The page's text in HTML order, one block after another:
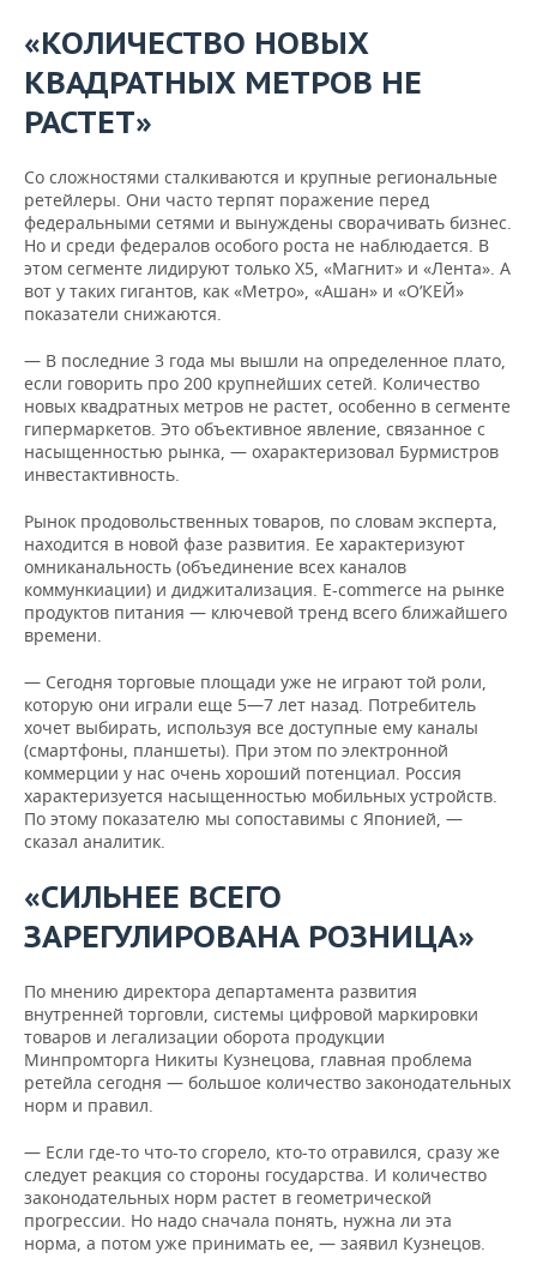
«КОЛИЧЕСТВО НОВЫХ
КВАДРАТНЫХ МЕТРОВ НЕ
РАСТЕТ»
Со сложностями сталкиваются и крупные региональные
ретейлеры. Они часто терпят поражение перед
федеральными сетями и вынуждены сворачивать бизнес.
Но и среди федералов особого роста не наблюдается. В
этом сегменте лидируют только X5, «Магнит» и «Лента». А
вот у таких гигантов, как «Метро», «Ашан» и «О’КЕЙ»
показатели снижаются.
— В последние 3 года мы вышли на определенное плато,
если говорить про 200 крупнейших сетей. Количество
новых квадратных метров не растет, особенно в сегменте
гипермаркетов. Это объективное явление, связанное с
насыщенностью рынка, — охарактеризовал Бурмистров
инвестактивность.
Рынок продовольственных товаров, по словам эксперта,
находится в новой фазе развития. Ее характеризуют
омниканальность (объединение всех каналов
коммункиации) и диджитализация. E-commerce на рынке
продуктов питания — ключевой тренд всего ближайшего
времени.
— Сегодня торговые площади уже не играют той роли,
которую они играли еще 5—7 лет назад. Потребитель
хочет выбирать, используя все доступные ему каналы
(смартфоны, планшеты). При этом по электронной
коммерции у нас очень хороший потенциал. Россия
характеризуется насыщенностью мобильных устройств.
По этому показателю мы сопоставимы с Японией, —
сказал аналитик.
«СИЛЬНЕЕ ВСЕГО
ЗАРЕГУЛИРОВАНА РОЗНИЦА»
По мнению директора департамента развития
внутренней торговли, системы цифровой маркировки
товаров и легализации оборота продукции
Минпромторга Никиты Кузнецова, главная проблема
ретейла сегодня — большое количество законодательных
норм и правил.
— Если где-то что-то сгорело, кто-то отравился, сразу же
следует реакция со стороны государства. И количество
законодательных норм растет в геометрической
прогрессии. Но надо сначала понять, нужна ли эта
норма, а потом уже принимать ее, — заявил Кузнецов.